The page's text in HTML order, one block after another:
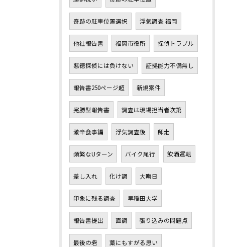
奇跡の駐車位置選択 浮気調査 福岡
他社報告書 福岡市役所 探偵トラブル
悪徳探偵には負けない 証拠能力不備無し
報告書250ページ超 新規案件
完勝型報告書 調査は現場担当者次第
激辛食事編 浮気調査後 師走
頻繁なUターン バイク尾行 飲酒運転
差し入れ 化け調 大晦日
印象に残る調査 早稲田大学
報告書提出 直調 張り込みの問題点
最後の砦 藁にもすがる思い